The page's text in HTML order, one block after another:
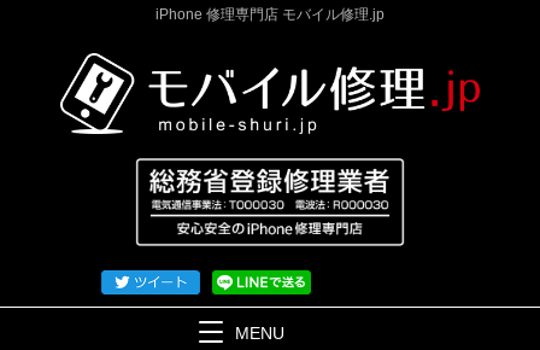
iPhone 修理専門店 モバイル修理.jp
MENU